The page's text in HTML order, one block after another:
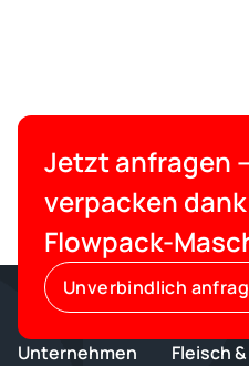
Jetzt anfragen
verpacken
Flowpack-
Unverbindlich
Unternehmen Fleisch